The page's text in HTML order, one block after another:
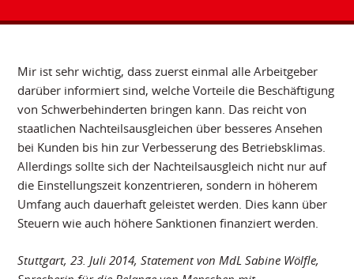
Mir ist sehr wichtig, dass zuerst einmal alle Arbeitgeber
darüber informiert sind, welche Vorteile die Beschäftigung
von Schwerbehinderten bringen kann. Das reicht von
staatlichen Nachteilsausgleichen über besseres Ansehen
bei Kunden bis hin zur Verbesserung des Betriebsklimas.
Allerdings sollte sich der Nachteilsausgleich nicht nur auf
die Einstellungszeit konzentrieren, sondern in höherem
Umfang auch dauerhaft geleistet werden. Dies kann über
Steuern wie auch höhere Sanktionen finanziert werden.
Stuttgart, 23. Juli 2014, Statement von MdL Sabine Wölfle,